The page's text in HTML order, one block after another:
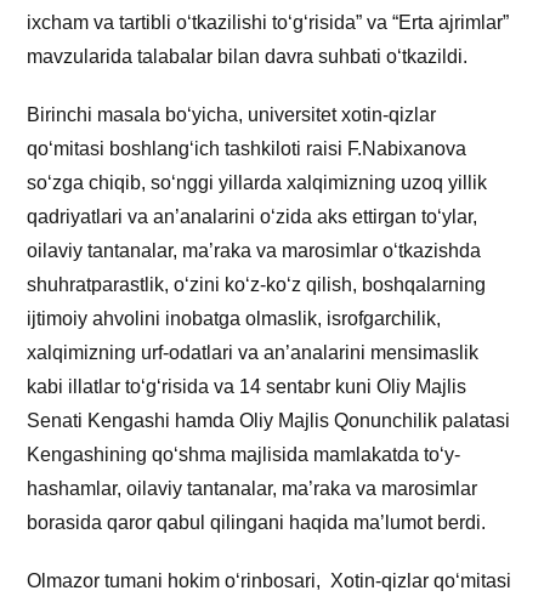
ixcham va tartibli o‘tkazilishi to‘g‘risida” va “Erta ajrimlar”
mavzularida talabalar bilan davra suhbati o‘tkazildi.
Birinchi masala bo‘yicha, universitet xotin-qizlar
qo‘mitasi boshlang‘ich tashkiloti raisi F.Nabixanova
so‘zga chiqib, so‘nggi yillarda xalqimizning uzoq yillik
qadriyatlari va an’analarini o‘zida aks ettirgan to‘ylar,
oilaviy tantanalar, ma’raka va marosimlar o‘tkazishda
shuhratparastlik, o‘zini ko‘z-ko‘z qilish, boshqalarning
ijtimoiy ahvolini inobatga olmaslik, isrofgarchilik,
xalqimizning urf-odatlari va an’analarini mensimaslik
kabi illatlar to‘g‘risida va 14 sentabr kuni Oliy Majlis
Senati Kengashi hamda Oliy Majlis Qonunchilik palatasi
Kengashining qo‘shma majlisida mamlakatda to‘y-
hashamlar, oilaviy tantanalar, ma’raka va marosimlar
borasida qaror qabul qilingani haqida ma’lumot berdi.
Olmazor tumani hokim o‘rinbosari, Xotin-qizlar qo‘mitasi